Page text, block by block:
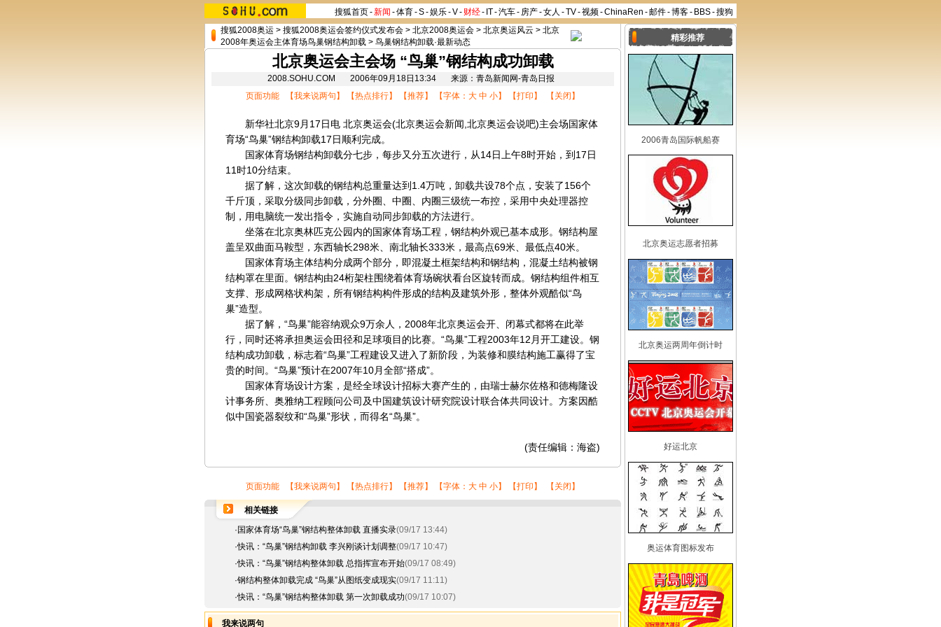
搜狐首页-新闻 -体育-S-娱乐-V- 财经- IT-汽车- 房产-女人 -TV-视频-ChinaRen -邮件-博客- BBS-搜狗
搜狐2008奥运 > 搜狐2008奥运会签约仪式发布会 > 北京2008奥运会 > 北京奥运风云 > 北京
2008年奥运会主体育场鸟巢钢结构卸载 > 鸟巢钢结构卸载·最新动态
北京奥运会主会场 “鸟巢”钢结构成功卸载
2008.SOHU.COM 2006年09月18日13:34 来源：青岛新闻网-青岛日报
页面功能 【我来说两句 】 【热点排行】 【推荐】 【字体： 大 中 小】 【打印 】 【 关闭 】
新华社北京9月17日电 北京奥运会(北京奥运会新闻 北京奥运会说吧)主会场国家体
育场“鸟巢”钢结构卸载17日顺利完成。
国家体育场钢结构卸载分七步，每步又分五次进行，从14日上午8时开始，到17日
11时10分结束。
据了解，这次卸载的钢结构总重量达到1.4万吨，卸载共设78个点，安装了156个
千斤顶，采取分级同步卸载，分外圈、中圈、内圈三级统一布控，采用中央处理器控
制，用电脑统一发出指令，实施自动同步卸载的方法进行。
坐落在北京奥林匹克公园内的国家体育场工程，钢结构外观已基本成形。钢结构屋
盖呈双曲面马鞍型，东西轴长298米、南北轴长333米，最高点69米、最低点40米。
国家体育场主体结构分成两个部分，即混凝土框架结构和钢结构，混凝土结构被钢
结构罩在里面。钢结构由24桁架柱围绕着体育场碗状看台区旋转而成。钢结构组件相互
支撑、形成网格状构架，所有钢结构构件形成的结构及建筑外形，整体外观酷似“鸟
巢”造型。
据了解，“鸟巢”能容纳观众9万余人，2008年北京奥运会开、闭幕式都将在此举
行，同时还将承担奥运会田径和足球项目的比赛。“鸟巢”工程2003年12月开工建设。钢
结构成功卸载，标志着“鸟巢”工程建设又进入了新阶段，为装修和膜结构施工赢得了宝
贵的时间。“鸟巢”预计在2007年10月全部“搭成”。
国家体育场设计方案，是经全球设计招标大赛产生的，由瑞士赫尔佐格和德梅隆设
计事务所、奥雅纳工程顾问公司及中国建筑设计研究院设计联合体共同设计。方案因酷
似中国瓷器裂纹和“鸟巢”形状，而得名“鸟巢”。
(责任编辑：海盗)
页面功能 【我来说两句 】 【热点排行】 【推荐】 【字体： 大 中 小】 【打印 】 【 关闭 】
相关链接
· 国家体育场“鸟巢”钢结构整体卸载 直播实录(09/17 13:44)
·快讯：“鸟巢”钢结构卸载 李兴刚谈计划调整(09/17 10:47)
·快讯：“鸟巢”钢结构整体卸载 总指挥宣布开始(09/17 08:49)
·钢结构整体卸载完成 “鸟巢”从图纸变成现实(09/17 11:11)
·快讯：“鸟巢”钢结构整体卸载 第一次卸载成功(09/17 10:07)
我来说两句
精彩推荐
2006青岛国际帆船赛
北京奥运志愿者招募
北京奥运两周年倒计时
好运北京
奥运体育图标发布